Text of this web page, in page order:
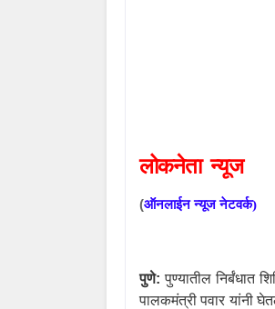
लोकनेता न्यूज
(ऑनलाईन न्यूज नेटवर्क)
पुणे: पुण्यातील निर्बंधात
पालकमंत्री पवार यांनी